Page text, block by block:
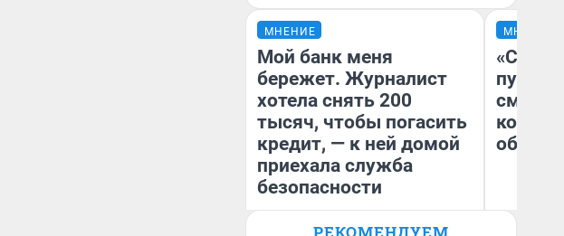
МНЕНИЕ
Мой банк меня
бережет. Журналист
хотела снять 200
тысяч, чтобы погасить
кредит, — к ней домой
приехала служба
безопасности
МНЕНИЕ